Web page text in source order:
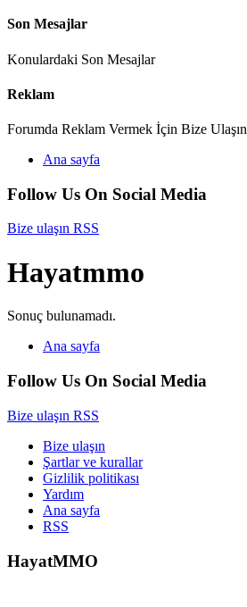
Son Mesajlar
Konulardaki Son Mesajlar
Reklam
Forumda Reklam Vermek İçin Bize Ulaşın
Ana sayfa
Follow Us On Social Media
Bize ulaşın RSS
Hayatmmo
Sonuç bulunamadı.
Ana sayfa
Follow Us On Social Media
Bize ulaşın RSS
Bize ulaşın
Şartlar ve kurallar
Gizlilik politikası
Yardım
Ana sayfa
RSS
HayatMMO